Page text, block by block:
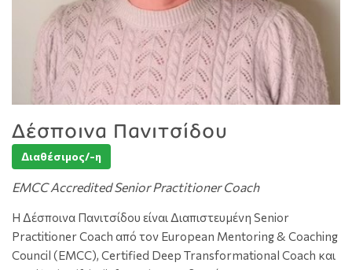
Δέσποινα Πανιτσίδου
Διαθέσιμος/-η
EMCC Accredited Senior Practitioner Coach
Η Δέσποινα Πανιτσίδου είναι Διαπιστευμένη Senior
Practitioner Coach από τον European Mentoring & Coaching
Council (EMCC), Certified Deep Transformational Coach και